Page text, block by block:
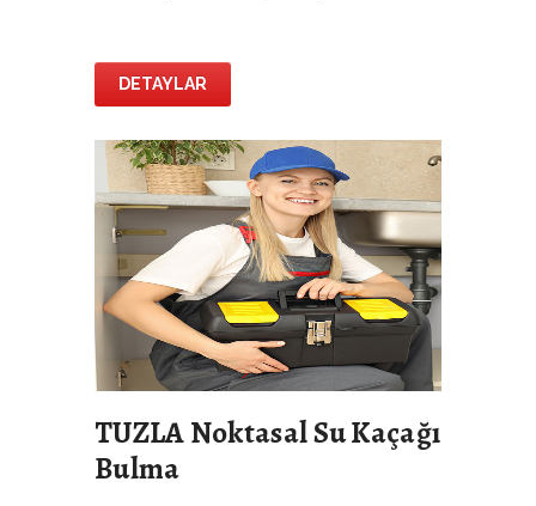
DETAYLAR
TUZLA Noktasal Su Kaçağı
Bulma